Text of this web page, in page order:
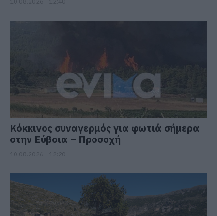
Κόκκινος συναγερμός για φωτιά σήμερα
στην Εύβοια – Προσοχή